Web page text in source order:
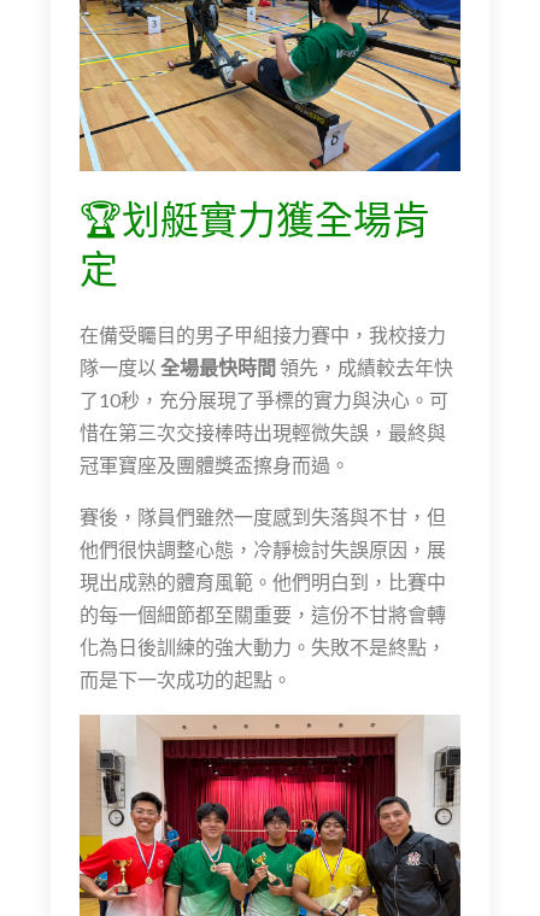
🏆划艇實力獲全場肯
定
在備受矚目的男子甲組接力賽中，我校接力
隊一度以 全場最快時間 領先，成績較去年快
了10秒，充分展現了爭標的實力與決心。可
惜在第三次交接棒時出現輕微失誤，最終與
冠軍寶座及團體獎盃擦身而過。
賽後，隊員們雖然一度感到失落與不甘，但
他們很快調整心態，冷靜檢討失誤原因，展
現出成熟的體育風範。他們明白到，比賽中
的每一個細節都至關重要，這份不甘將會轉
化為日後訓練的強大動力。失敗不是終點，
而是下一次成功的起點。